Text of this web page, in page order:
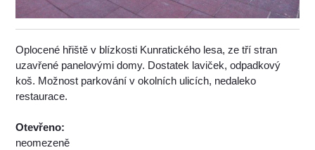
Oplocené hřiště v blízkosti Kunratického lesa, ze tří stran
uzavřené panelovými domy. Dostatek laviček, odpadkový
koš. Možnost parkování v okolních ulicích, nedaleko
restaurace.
Otevřeno:
neomezeně